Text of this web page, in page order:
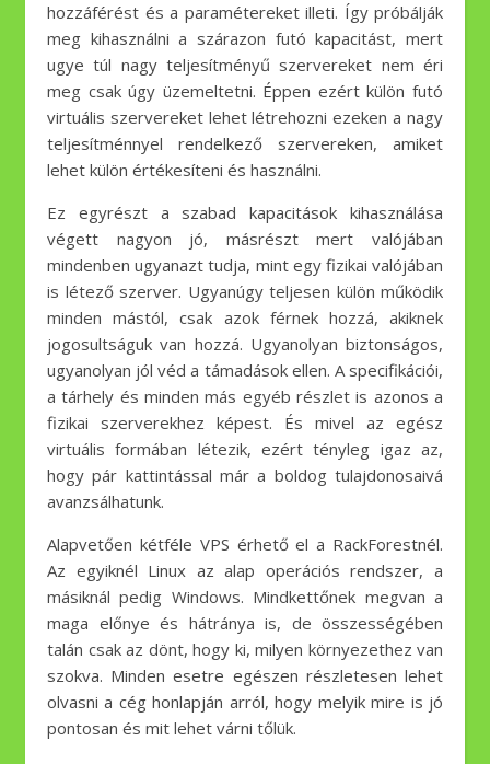
hozzáférést és a paramétereket illeti. Így próbálják
meg kihasználni a szárazon futó kapacitást, mert
ugye túl nagy teljesítményű szervereket nem éri
meg csak úgy üzemeltetni. Éppen ezért külön futó
virtuális szervereket lehet létrehozni ezeken a nagy
teljesítménnyel rendelkező szervereken, amiket
lehet külön értékesíteni és használni.
Ez egyrészt a szabad kapacitások kihasználása
végett nagyon jó, másrészt mert valójában
mindenben ugyanazt tudja, mint egy fizikai valójában
is létező szerver. Ugyanúgy teljesen külön működik
minden mástól, csak azok férnek hozzá, akiknek
jogosultságuk van hozzá. Ugyanolyan biztonságos,
ugyanolyan jól véd a támadások ellen. A specifikációi,
a tárhely és minden más egyéb részlet is azonos a
fizikai szerverekhez képest. És mivel az egész
virtuális formában létezik, ezért tényleg igaz az,
hogy pár kattintással már a boldog tulajdonosaivá
avanzsálhatunk.
Alapvetően kétféle VPS érhető el a RackForestnél.
Az egyiknél Linux az alap operációs rendszer, a
másiknál pedig Windows. Mindkettőnek megvan a
maga előnye és hátránya is, de összességében
talán csak az dönt, hogy ki, milyen környezethez van
szokva. Minden esetre egészen részletesen lehet
olvasni a cég honlapján arról, hogy melyik mire is jó
pontosan és mit lehet várni tőlük.